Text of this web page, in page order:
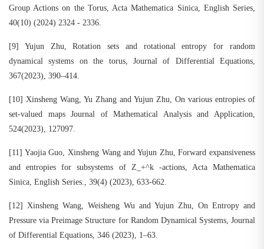
Group Actions on the Torus, Acta Mathematica Sinica, English Series,
40(10) (2024) 2324 - 2336.
[9] Yujun Zhu, Rotation sets and rotational entropy for random
dynamical systems on the torus, Journal of Differential Equations,
367(2023), 390–414.
[10] Xinsheng Wang, Yu Zhang and Yujun Zhu, On various entropies of
set-valued maps Journal of Mathematical Analysis and Application,
524(2023), 127097.
[11] Yaojia Guo, Xinsheng Wang and Yujun Zhu, Forward expansiveness
and entropies for subsystems of Z_+^k -actions, Acta Mathematica
Sinica, English Series., 39(4) (2023), 633-662.
[12] Xinsheng Wang, Weisheng Wu and Yujun Zhu, On Entropy and
Pressure via Preimage Structure for Random Dynamical Systems, Journal
of Differential Equations, 346 (2023), 1–63.